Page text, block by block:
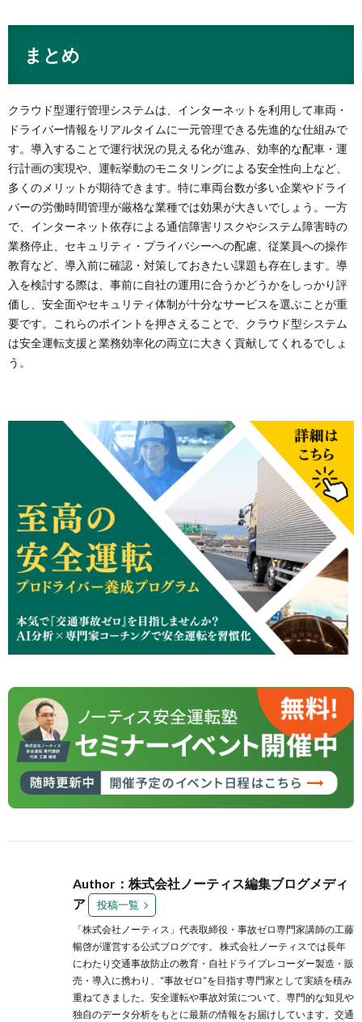
まとめ
クラウド型運行管理システムは、インターネットを利用して車両・
ドライバー情報をリアルタイムに一元管理できる先進的な仕組みで
す。導入することで運行状況の見える化が進み、効率的な配車・運
行計画の実現や、運転挙動のモニタリングによる安全性向上など、
多くのメリットが期待できます​。特に車両台数が多い企業やドライ
バーの労働時間管理が厳格な業種では効果が大きいでしょう。一方
で、インターネット依存による通信障害リスクやシステム障害時の
業務停止、セキュリティ・プライバシーへの配慮、従業員への操作
教育など、導入前に確認・対策しておきたい課題も存在します。導
入を検討する際は、事前に自社の運用に合うかどうかをしっかり評
価し、安全面やセキュリティ体制が十分なサービスを選ぶことが重
要です。これらのポイントを押さえることで、クラウド型システム
は安全運転支援と業務効率化の両立に大きく貢献してくれるでしょ
う。
Author：株式会社ノーティス編集ブログメディ
ア
投稿一覧
「株式会社ノーティス」代表取締役・事故ゼロ専門家講師の工藤
暢啓が運営する公式ブログです。 株式会社ノーティスでは長年
にわたり交通事故防止の教育・自社ドライブレコーダー製造・販
売・導入に携わり、“事故ゼロ”を目指す専門家として実績を積み
重ねてきました。安全運転や事故対策について、専門的な知見や
独自のデータ分析をもとに最新の情報をお届けしています。交通